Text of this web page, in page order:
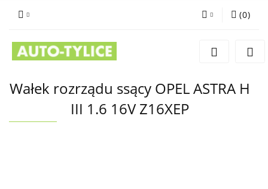
Zaloguj się
Dodaj zgłoszenie
(0)
Wałek rozrządu ssący OPEL ASTRA H
III 1.6 16V Z16XEP